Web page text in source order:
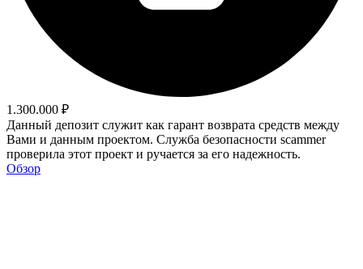
1.300.000 ₽
Данный депозит служит как гарант возврата средств между
Вами и данным проектом. Служба безопасности scammer
проверила этот проект и ручается за его надежность.
Обзор